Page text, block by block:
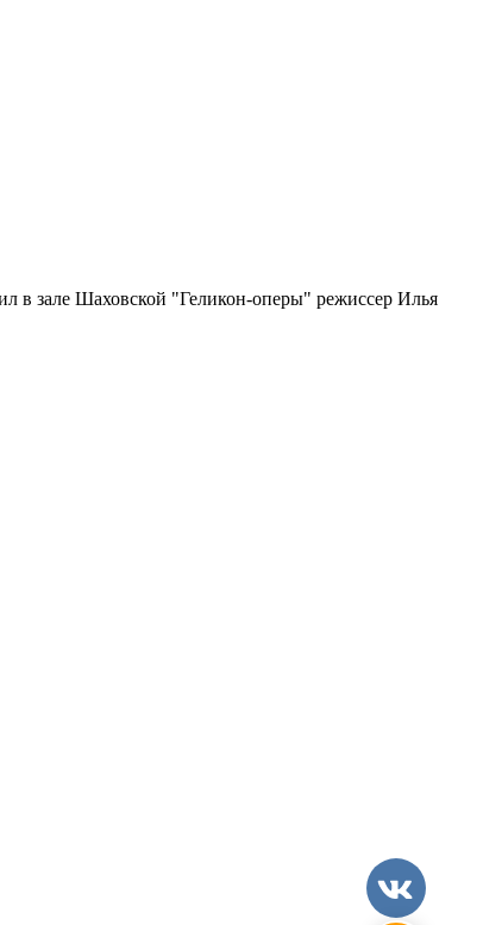
в зале Шаховской "Геликон-оперы" режиссер Илья